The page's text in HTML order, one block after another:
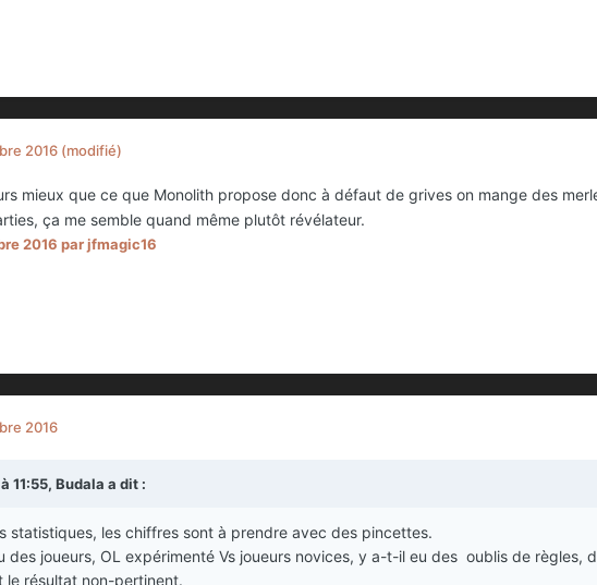
2016 (modifié)
mieux que ce que Monolith propose donc à défaut de grives on mange des
ça me semble quand même plutôt révélateur.
2016 par jfmagic16
2016
11:55, Budala a dit :
statistiques, les chiffres sont à prendre avec des pincettes.
des joueurs, OL expérimenté Vs joueurs novices, y a-t-il eu des oublis de règles,
le résultat non-pertinent.